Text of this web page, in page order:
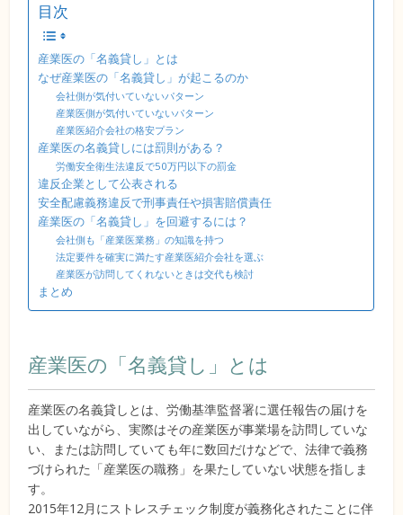
目次
産業医の「名義貸し」とは
なぜ産業医の「名義貸し」が起こるのか
会社側が気付いていないパターン
産業医側が気付いていないパターン
産業医紹介会社の格安プラン
産業医の名義貸しには罰則がある？
労働安全衛生法違反で50万円以下の罰金
違反企業として公表される
安全配慮義務違反で刑事責任や損害賠償責任
産業医の「名義貸し」を回避するには？
会社側も「産業医業務」の知識を持つ
法定要件を確実に満たす産業医紹介会社を選ぶ
産業医が訪問してくれないときは交代も検討
まとめ
産業医の「名義貸し」とは
産業医の名義貸しとは、労働基準監督署に選任報告の届けを
出していながら、実際はその産業医が事業場を訪問していな
い、または訪問していても年に数回だけなどで、法律で義務
づけられた「産業医の職務」を果たしていない状態を指しま
す。
2015年12月にストレスチェック制度が義務化されたことに伴